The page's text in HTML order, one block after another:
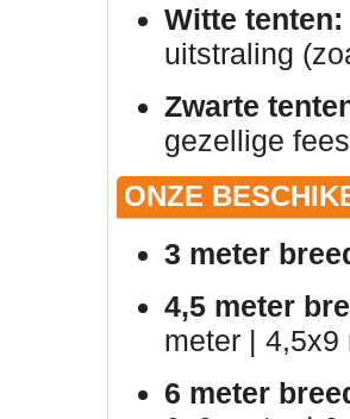
Witte tenten:
uitstraling
Zwarte
gezellige
ONZE
3 meter
4,5 meter
meter | 4,5x9
6 meter